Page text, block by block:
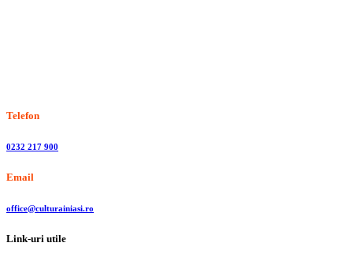
Telefon
0232 217 900
Email
office@culturainiasi.ro
Link-uri utile